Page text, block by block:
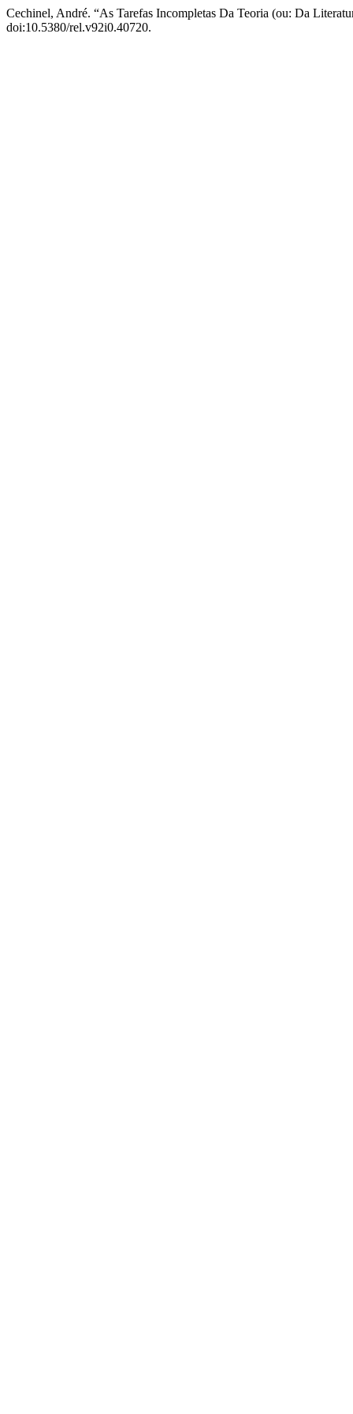
Cechinel, André. “As Tarefas Incompletas Da Teoria (ou: Da
doi:10.5380/rel.v92i0.40720.